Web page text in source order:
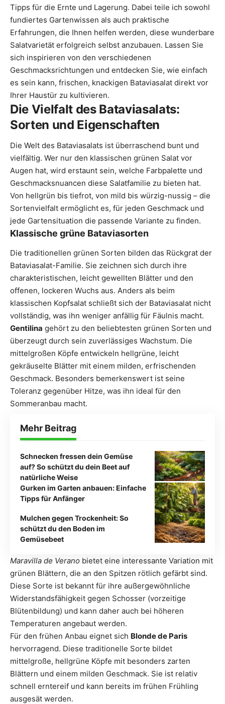
Tipps für die Ernte und Lagerung. Dabei teile ich sowohl
fundiertes Gartenwissen als auch praktische
Erfahrungen, die Ihnen helfen werden, diese wunderbare
Salatvarietät erfolgreich selbst anzubauen. Lassen Sie
sich inspirieren von den verschiedenen
Geschmacksrichtungen und entdecken Sie, wie einfach
es sein kann, frischen, knackigen Bataviasalat direkt vor
Ihrer Haustür zu kultivieren.
Die Vielfalt des Bataviasalats:
Sorten und Eigenschaften
Die Welt des Bataviasalats ist überraschend bunt und
vielfältig. Wer nur den klassischen grünen Salat vor
Augen hat, wird erstaunt sein, welche Farbpalette und
Geschmacksnuancen diese Salatfamilie zu bieten hat.
Von hellgrün bis tiefrot, von mild bis würzig-nussig – die
Sortenvielfalt ermöglicht es, für jeden Geschmack und
jede Gartensituation die passende Variante zu finden.
Klassische grüne Bataviasorten
Die traditionellen grünen Sorten bilden das Rückgrat der
Bataviasalat-Familie. Sie zeichnen sich durch ihre
charakteristischen, leicht gewellten Blätter und den
offenen, lockeren Wuchs aus. Anders als beim
klassischen Kopfsalat schließt sich der Bataviasalat nicht
vollständig, was ihn weniger anfällig für Fäulnis macht.
Gentilina gehört zu den beliebtesten grünen Sorten und
überzeugt durch sein zuverlässiges Wachstum. Die
mittelgroßen Köpfe entwickeln hellgrüne, leicht
gekräuselte Blätter mit einem milden, erfrischenden
Geschmack. Besonders bemerkenswert ist seine
Toleranz gegenüber Hitze, was ihn ideal für den
Sommeranbau macht.
Mehr Beitrag
Schnecken fressen dein Gemüse
auf? So schützt du dein Beet auf
natürliche Weise
Gurken im Garten anbauen: Einfache
Tipps für Anfänger
Mulchen gegen Trockenheit: So
schützt du den Boden im
Gemüsebeet
Maravilla de Verano bietet eine interessante Variation mit
grünen Blättern, die an den Spitzen rötlich gefärbt sind.
Diese Sorte ist bekannt für ihre außergewöhnliche
Widerstandsfähigkeit gegen Schosser (vorzeitige
Blütenbildung) und kann daher auch bei höheren
Temperaturen angebaut werden.
Für den frühen Anbau eignet sich Blonde de Paris
hervorragend. Diese traditionelle Sorte bildet
mittelgroße, hellgrüne Köpfe mit besonders zarten
Blättern und einem milden Geschmack. Sie ist relativ
schnell erntereif und kann bereits im frühen Frühling
ausgesät werden.